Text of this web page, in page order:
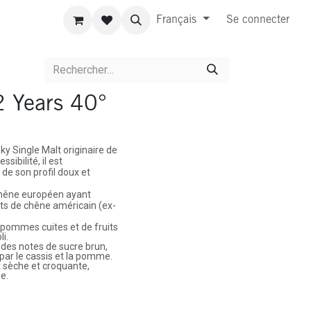
Français Se connecter
40°
Single Malt originaire de
il est
son profil doux et
européen ayant
de chêne américain (ex-
cuites et de fruits
notes de sucre brun,
le cassis et la pomme.
et croquante,